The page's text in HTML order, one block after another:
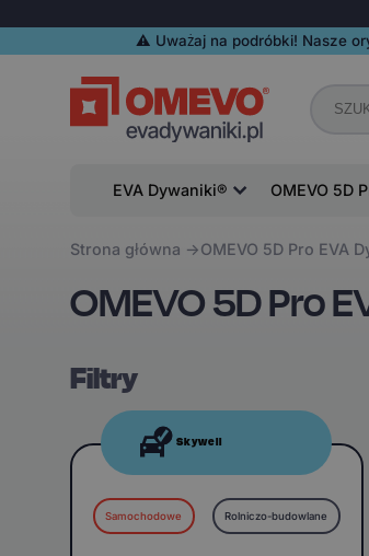
⚠️️ Uważaj na podróbki! Nasze
EVA Dywaniki® OMEVO 5D
Strona główna OMEVO 5D Pro EVA
OMEVO 5D Pro
Filtry
Skywell
Samochodowe Rolniczo-budowlane